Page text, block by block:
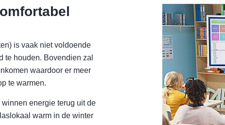
is vaak niet voldoende
te houden. Bovendien zal
waardoor er meer
te warmen.
energie terug uit de
warm in de winter